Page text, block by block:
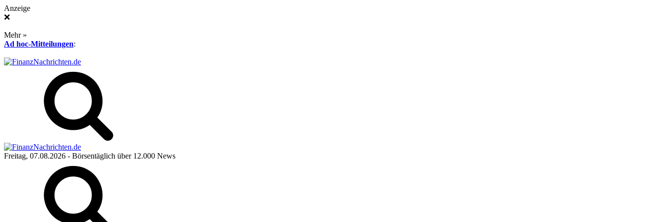
Anzeige
❌
Mehr »
Ad hoc-Mitteilungen:
Freitag, 07.08.2026 - Börsentäglich über 12.000 News